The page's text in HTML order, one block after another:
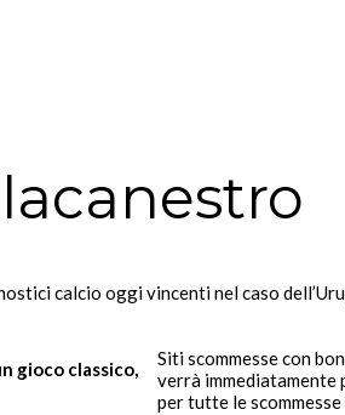
calcio oggi vincenti nel caso
gioco classico,
Siti scommesse con
verrà immediatamente
per tutte le